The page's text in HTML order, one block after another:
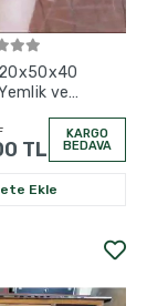
ve
TL
KARGO
BEDAVA
Ekle